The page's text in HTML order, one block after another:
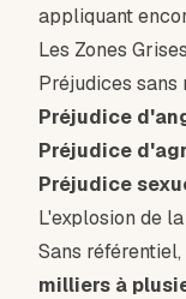
appliquant
Les Zones
Préjudices sans
Préjudice
Préjudice
Préjudice
L'explosion de
Sans
milliers à